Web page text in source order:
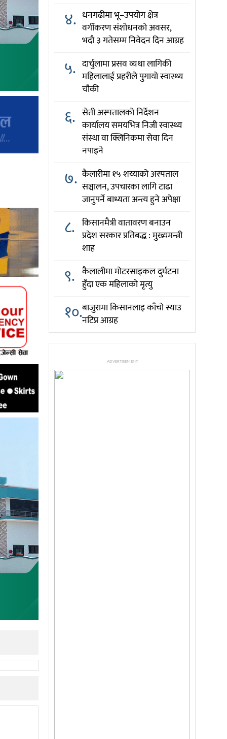
४. धनगढीमा भू–उपयोग क्षेत्र
वर्गीकरण संशोधनको अवसर,
भदौ ३ गतेसम्म निवेदन दिन आग्रह
५. दार्चुलामा प्रसव व्यथा लागिकी
महिलालाई प्रहरीले पुगायो स्वास्थ्य
चौकी
६. सेती अस्पतालको निर्देशन
कार्यालय समयभित्र निजी स्वास्थ्य
संस्था वा क्लिनिकमा सेवा दिन
नपाइने
७. कैलारीमा १५ शय्याको अस्पताल
सञ्चालन, उपचारका लागि टाढा
जानुपर्ने बाध्यता अन्त्य हुने अपेक्षा
८. किसानमैत्री वातावरण बनाउन
प्रदेश सरकार प्रतिबद्ध : मुख्यमन्त्री
शाह
९. कैलालीमा मोटरसाइकल दुर्घटना
हुँदा एक महिलाको मृत्यु
१०.बाजुरामा किसानलाइ काँचो स्याउ
नटिप्न आग्रह
ADVERTISEMENT